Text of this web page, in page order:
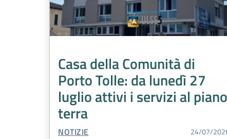
Casa della Comunità di
Porto Tolle: da lunedì 27
luglio attivi i servizi al piano
terra
TIPO CONTENUTO:
NOTIZIE 24/07/